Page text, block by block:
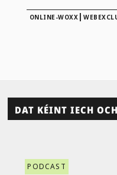
ONLINE-WOXX |
DAT KÉINT IECH
PODCAST